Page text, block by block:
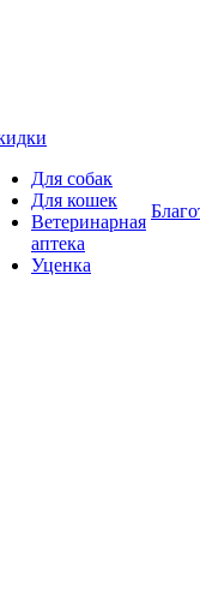
Для собак
Для кошек
Ветеринарная
аптека
Уценка